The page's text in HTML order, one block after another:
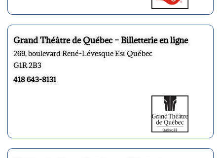
Grand Théâtre de Québec – Billetterie en ligne
269, boulevard René-Lévesque Est Québec
G1R 2B3
418 643-8131